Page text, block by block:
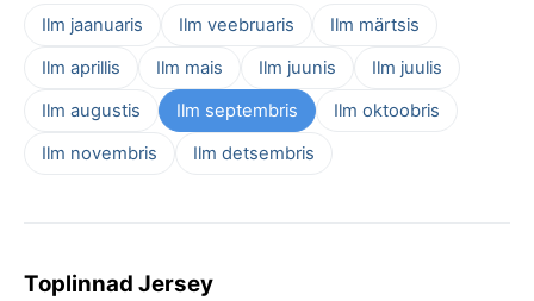
Ilm jaanuaris Ilm veebruaris
Ilm märtsis
Ilm aprillis
Ilm mais Ilm juunis
Ilm juulis
Ilm augustis
Ilm septembris
Ilm oktoobris
Ilm novembris
Ilm detsembris
Toplinnad Jersey